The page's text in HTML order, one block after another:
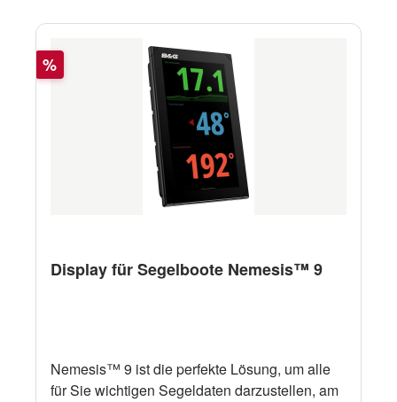
Rabatt
%
Display für Segelboote Nemesis™ 9
Nemesis™ 9 ist die perfekte Lösung, um alle
für Sie wichtigen Segeldaten darzustellen, am